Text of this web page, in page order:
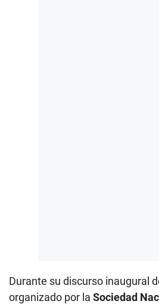
Durante su discurso inaugural
organizado por la Sociedad